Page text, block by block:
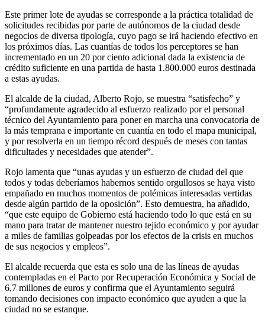
Este primer lote de ayudas se corresponde a la práctica totalidad de
solicitudes recibidas por parte de autónomos de la ciudad desde
negocios de diversa tipología, cuyo pago se irá haciendo efectivo en
los próximos días. Las cuantías de todos los perceptores se han
incrementado en un 20 por ciento adicional dada la existencia de
crédito suficiente en una partida de hasta 1.800.000 euros destinada
a estas ayudas.
El alcalde de la ciudad, Alberto Rojo, se muestra “satisfecho” y
“profundamente agradecido al esfuerzo realizado por el personal
técnico del Ayuntamiento para poner en marcha una convocatoria de
la más temprana e importante en cuantía en todo el mapa municipal,
y por resolverla en un tiempo récord después de meses con tantas
dificultades y necesidades que atender”.
Rojo lamenta que “unas ayudas y un esfuerzo de ciudad del que
todos y todas deberíamos habernos sentido orgullosos se haya visto
empañado en muchos momentos de polémicas interesadas vertidas
desde algún partido de la oposición”. Esto demuestra, ha añadido,
“que este equipo de Gobierno está haciendo todo lo que está en su
mano para tratar de mantener nuestro tejido económico y por ayudar
a miles de familias golpeadas por los efectos de la crisis en muchos
de sus negocios y empleos”.
El alcalde recuerda que esta es solo una de las líneas de ayudas
contempladas en el Pacto por Recuperación Económica y Social de
6,7 millones de euros y confirma que el Ayuntamiento seguirá
tomando decisiones con impacto económico que ayuden a que la
ciudad no se estanque.